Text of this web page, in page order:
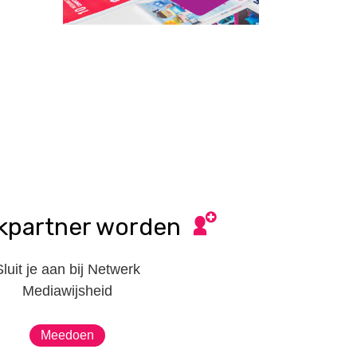
worden
je aan bij Netwerk
Mediawijsheid
Meedoen